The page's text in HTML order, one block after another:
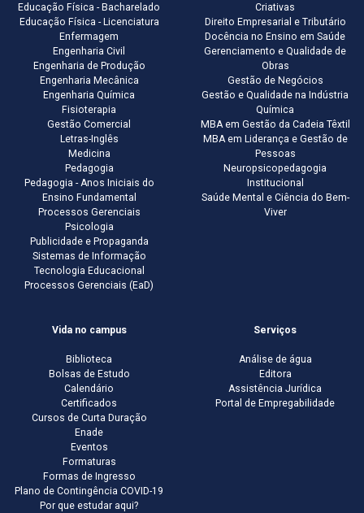
Educação Física - Bacharelado
Educação Física - Licenciatura
Enfermagem
Engenharia Civil
Engenharia de Produção
Engenharia Mecânica
Engenharia Química
Fisioterapia
Gestão Comercial
Letras-Inglês
Medicina
Pedagogia
Pedagogia - Anos Iniciais do
Ensino Fundamental
Processos Gerenciais
Psicologia
Publicidade e Propaganda
Sistemas de Informação
Tecnologia Educacional
Processos Gerenciais (EaD)
Criativas
Direito Empresarial e Tributário
Docência no Ensino em Saúde
Gerenciamento e Qualidade de
Obras
Gestão de Negócios
Gestão e Qualidade na Indústria
Química
MBA em Gestão da Cadeia Têxtil
MBA em Liderança e Gestão de
Pessoas
Neuropsicopedagogia
Institucional
Saúde Mental e Ciência do Bem-
Viver
Vida no campus
Biblioteca
Bolsas de Estudo
Calendário
Certificados
Cursos de Curta Duração
Enade
Eventos
Formaturas
Formas de Ingresso
Plano de Contingência COVID-19
Por que estudar aqui?
Serviços
Análise de água
Editora
Assistência Jurídica
Portal de Empregabilidade